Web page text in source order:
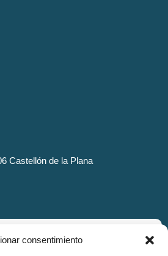
consentimiento
Castellón de la Plana